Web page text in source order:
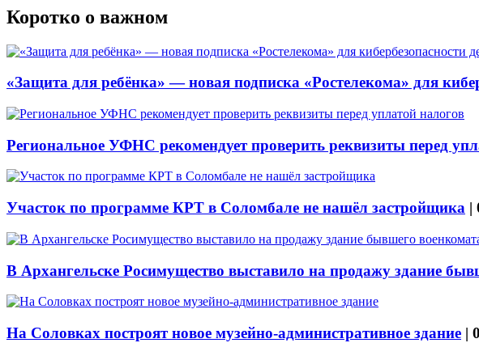
Коротко о важном
«Защита для ребёнка» — новая подписка «Ростелекома» для
Региональное УФНС рекомендует проверить реквизиты перед
Участок по программе КРТ в Соломбале не нашёл застройщика |
В Архангельске Росимущество выставило на продажу здание
На Соловках построят новое музейно-административное здание |